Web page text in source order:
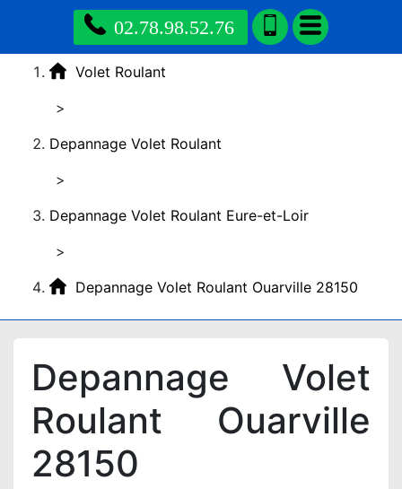
02.78.98.52.76
Volet Roulant
>
Depannage Volet Roulant
>
Depannage Volet Roulant Eure-et-Loir
>
Depannage Volet Roulant Ouarville 28150
Depannage Volet
Roulant Ouarville
28150